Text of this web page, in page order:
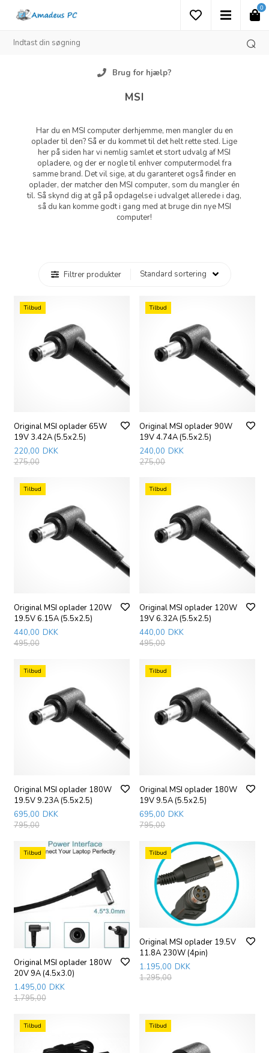
0
Prisgaranti
MSI
Har du en MSI computer derhjemme, men mangler du en
oplader til den? Så er du kommet til det helt rette sted. Lige
her på siden har vi nemlig samlet et stort udvalg af MSI
opladere, og der er nogle til enhver computermodel fra
samme brand. Det vil sige, at du garanteret også finder en
oplader, der matcher den MSI computer, som du mangler én
til. Så skynd dig at gå på opdagelse i udvalget allerede i dag,
så du kan komme godt i gang med at bruge din nye MSI
computer!
Filtrer produkter
Tilbud
Original MSI oplader 65W
19V 3.42A (5.5x2.5)
220,00 DKK
275,00
Tilbud
Original MSI oplader 90W
19V 4.74A (5.5x2.5)
240,00 DKK
275,00
Tilbud
Original MSI oplader 120W
19.5V 6.15A (5.5x2.5)
440,00 DKK
495,00
Tilbud
Original MSI oplader 120W
19V 6.32A (5.5x2.5)
440,00 DKK
495,00
Tilbud
Original MSI oplader 180W
19.5V 9.23A (5.5x2.5)
695,00 DKK
795,00
Tilbud
Original MSI oplader 180W
19V 9.5A (5.5x2.5)
695,00 DKK
795,00
Tilbud
Original MSI oplader 180W
20V 9A (4.5x3.0)
1.495,00 DKK
1.795,00
Tilbud
Original MSI oplader 19.5V
11.8A 230W (4pin)
1.195,00 DKK
1.295,00
Tilbud Tilbud